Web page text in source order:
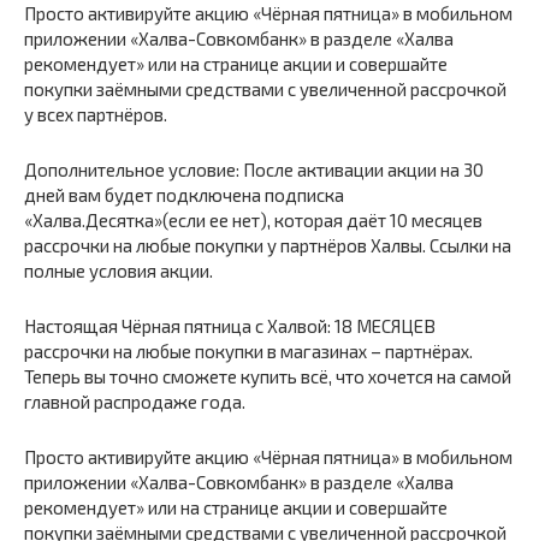
Просто активируйте акцию «Чёрная пятница» в мобильном
приложении «Халва-Совкомбанк» в разделе «Халва
рекомендует» или на странице акции и совершайте
покупки заёмными средствами с увеличенной рассрочкой
у всех партнёров.
Дополнительное условие: После активации акции на 30
дней вам будет подключена подписка
«Халва.Десятка»(если ее нет), которая даёт 10 месяцев
рассрочки на любые покупки у партнёров Халвы. Ссылки на
полные условия акции.
Настоящая Чёрная пятница с Халвой: 18 МЕСЯЦЕВ
рассрочки на любые покупки в магазинах – партнёрах.
Теперь вы точно сможете купить всё, что хочется на самой
главной распродаже года.
Просто активируйте акцию «Чёрная пятница» в мобильном
приложении «Халва-Совкомбанк» в разделе «Халва
рекомендует» или на странице акции и совершайте
покупки заёмными средствами с увеличенной рассрочкой